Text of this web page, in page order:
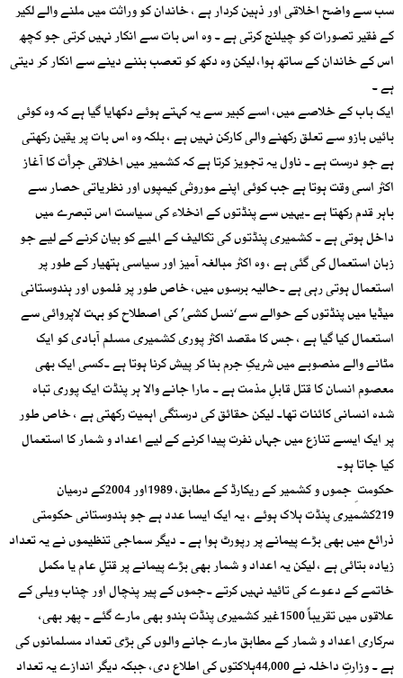
سب سے واضح اخلاقی اور ذہین کردار ہے ، خاندان کو وراثت میں ملنے والے لکیر
کے فقیر تصورات کو چیلنج کرتی ہے ۔ وہ اس بات سے انکار نہیں کرتی جو کچھ
اس کے خاندان کے ساتھ ہوا، لیکن وہ دکھ کو تعصب بننے دینے سے انکار کر دیتی
ہے ۔
ایک باب کے خلاصے میں، اسے کبیر سے یہ کہتے ہوئے دکھایا گیا ہے کہ وہ کوئی
بائیں بازو سے تعلق رکھنے والی کارکن نہیں ہے ، بلکہ وہ اس بات پر یقین رکھتی
ہے جو درست ہے ۔ ناول یہ تجویز کرتا ہے کہ کشمیر میں اخلاقی جرأت کا آغاز
اکثر اسی وقت ہوتا ہے جب کوئی اپنے موروثی کیمپوں اور نظریاتی حصار سے
باہر قدم رکھتا ہے ۔یہیں سے پنڈتوں کے انخلاء کی سیاست اس تبصرے میں
داخل ہوتی ہے ۔ کشمیری پنڈتوں کی تکالیف کے المیے کو بیان کرنے کے لیے جو
زبان استعمال کی گئی ہے ، وہ اکثر مبالغہ آمیز اور سیاسی ہتھیار کے طور پر
استعمال ہوتی رہی ہے ۔حالیہ برسوں میں، خاص طور پر فلموں اور ہندوستانی
میڈیا میں پنڈتوں کے حوالے سے ‘نسل کشی’ کی اصطلاح کو بہت لاپروائی سے
استعمال کیا گیا ہے ، جس کا مقصد اکثر پوری کشمیری مسلم آبادی کو ایک
مٹانے والے منصوبے میں شریکِ جرم بنا کر پیش کرنا ہوتا ہے ۔کسی ایک بھی
معصوم انسان کا قتل قابلِ مذمت ہے ۔ مارا جانے والا ہر پنڈت ایک پوری تباہ
شدہ انسانی کائنات تھا۔ لیکن حقائق کی درستگی اہمیت رکھتی ہے ، خاص طور
پر ایک ایسے تنازع میں جہاں نفرت پیدا کرنے کے لیے اعداد و شمار کا استعمال
کیا جاتا ہو۔
حکومت ِ جموں و کشمیر کے ریکارڈ کے مطابق، 1989اور 2004کے درمیان
219کشمیری پنڈت ہلاک ہوئے ، یہ ایک ایسا عدد ہے جو ہندوستانی حکومتی
ذرائع میں بھی بڑے پیمانے پر رپورٹ ہوا ہے ۔ دیگر سماجی تنظیموں نے یہ تعداد
زیادہ بتائی ہے ، لیکن یہ اعداد و شمار بھی بڑے پیمانے پر قتلِ عام یا مکمل
خاتمے کے دعوے کی تائید نہیں کرتے ۔جموں کے پیر پنچال اور چناب ویلی کے
علاقوں میں تقریباً 1500غیر کشمیری پنڈت ہندو بھی مارے گئے ۔ پھر بھی،
سرکاری اعداد و شمار کے مطابق مارے جانے والوں کی بڑی تعداد مسلمانوں کی
ہے ۔ وزارتِ داخلہ نے 44,000ہلاکتوں کی اطلاع دی، جبکہ دیگر اندازے یہ تعداد